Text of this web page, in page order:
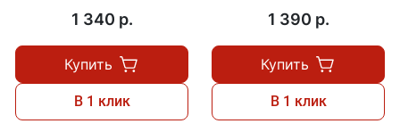
1 340 p.
Купить
В 1 клик
1 390 p.
Купить
В 1 клик